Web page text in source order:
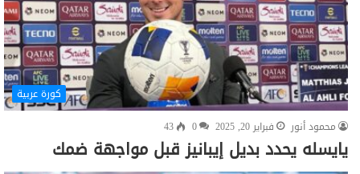
كورة عربية
محمود أنور
فبراير 20, 2025 0
43
يايسله يحدد بديل إيبانيز قبل مواجهة ضمك